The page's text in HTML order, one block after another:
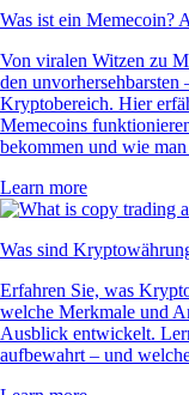
Was ist ein Memecoin?
Von viralen Witzen zu
den unvorhersehbarsten
Kryptobereich. Hier
Memecoins
bekommen und wie
Learn more
Was sind
Erfahren Sie, was
welche Merkmale und
Ausblick entwickelt.
aufbewahrt – und